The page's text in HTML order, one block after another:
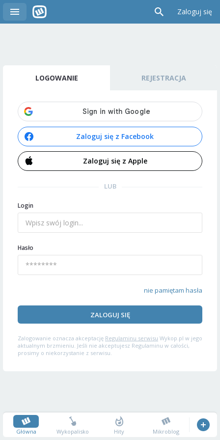
Zaloguj się
LOGOWANIE REJESTRACJA
Zaloguj się z Facebook
Zaloguj się z Apple
LUB
Login
Hasło
nie pamiętam hasła
ZALOGUJ SIĘ
Zalogowanie oznacza akceptację Regulaminu serwisu Wykop.pl w jego
aktualnym brzmieniu. Jeśli nie akceptujesz Regulaminu w całości,
prosimy o niekorzystanie z serwisu.
Główna Wykopalisko Hity Mikroblog